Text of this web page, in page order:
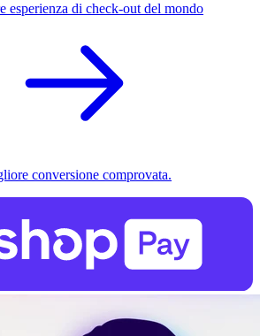
esperienza di check-out del mondo
conversione comprovata.